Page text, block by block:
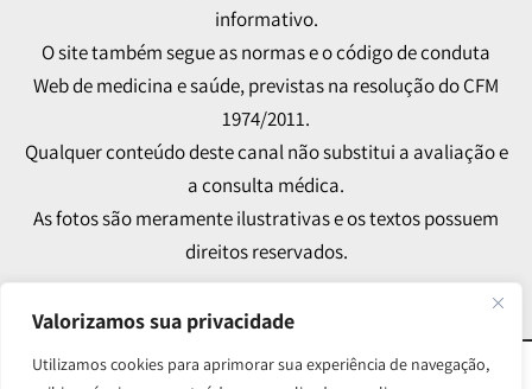
Valorizamos sua privacidade
Utilizamos cookies para aprimorar sua experiência de navegação,
informativo.
O site também segue as normas e o código de conduta
Web de medicina e saúde, previstas na resolução do CFM
1974/2011.
Qualquer conteúdo deste canal não substitui a avaliação e
a consulta médica.
As fotos são meramente ilustrativas e os textos possuem
direitos reservados.